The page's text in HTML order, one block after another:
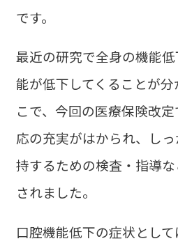
です。
最近の研究で全身の機能
能が低下してくることが
こで、今回の医療保険改
応の充実がはかられ、し
持するための検査・指導
されました。
口腔機能低下の症状とし